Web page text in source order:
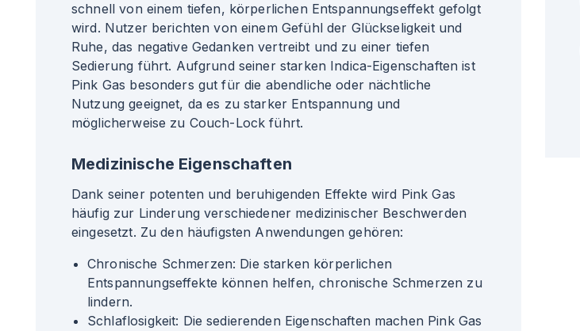
schnell von einem tiefen, körperlichen Entspannungseffekt gefolgt
wird. Nutzer berichten von einem Gefühl der Glückseligkeit und
Ruhe, das negative Gedanken vertreibt und zu einer tiefen
Sedierung führt. Aufgrund seiner starken Indica-Eigenschaften ist
Pink Gas besonders gut für die abendliche oder nächtliche
Nutzung geeignet, da es zu starker Entspannung und
möglicherweise zu Couch-Lock führt.
Medizinische Eigenschaften
Dank seiner potenten und beruhigenden Effekte wird Pink Gas
häufig zur Linderung verschiedener medizinischer Beschwerden
eingesetzt. Zu den häufigsten Anwendungen gehören:
Chronische Schmerzen: Die starken körperlichen
Entspannungseffekte können helfen, chronische Schmerzen zu
lindern.
Schlaflosigkeit: Die sedierenden Eigenschaften machen Pink Gas